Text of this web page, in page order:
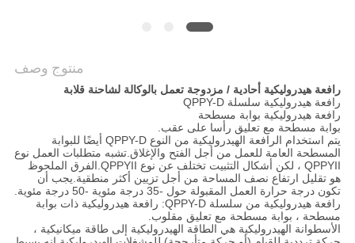
منتوج وصف
رافعة هيدروليكية أحادية / مزدوجة تعمل بالوكالة لشاحنة قلابة
رافعة هيدروليكية سلسلة QPPY-D
رافعة هيدروليكية بوابة مسطحة
بوابة مسطحة مع تعليق رأسا على عقب.
يتم استخدام الرافعة الهيدروليكية من النوع QPPY-D أيضًا للبوابة
المسطحة العامة للعمل من أجل الفتح والإغلاق.تشبه متطلبات العمل نوع
QPPYII ، لكن أشكال التثبيت تختلف عن نوع QPPYII.الفرق الملحوظ
هو تقليل ارتفاع نصف المساحة من أجل تزيين أكثر منطقية.يجب أن
تكون درجة حرارة العمل المقبولة حول -35 درجة مئوية -50 درجة مئوية.
رافعة هيدروليكية من سلسلة QPPY-D: رافعة هيدروليكية ذات بوابة
مسطحة ، بوابة مسطحة مع تعليق مقلوب.
الأسطوانة الهيدروليكية هي الطاقة الهيدروليكية إلى طاقة ميكانيكية ،